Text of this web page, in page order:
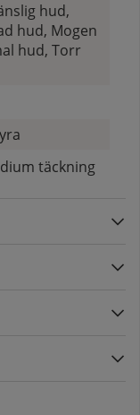
hud,
hud, Mogen
hud, Torr
täckning